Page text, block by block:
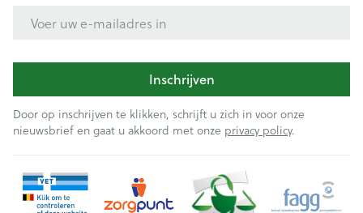
Inschrijven
Door op inschrijven te klikken, schrijft u zich in voor onze
nieuwsbrief en gaat u akkoord met onze privacy policy.